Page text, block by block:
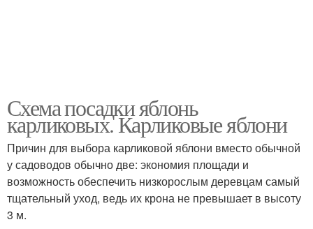
Схема посадки яблонь
карликовых. Карликовые яблони
Причин для выбора карликовой яблони вместо обычной
у садоводов обычно две: экономия площади и
возможность обеспечить низкорослым деревцам самый
тщательный уход, ведь их крона не превышает в высоту
3 м.